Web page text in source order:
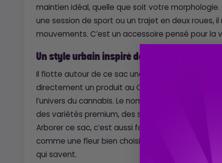
maintien idéal, quelle que soit votre
une session de sport ou un trajet en deux roues,
mouvements. C’est un accessoire pensé pour la
Un style urbain inspiré de la culture cannabis
Il flotte autour de ce sac une ambiance bien
directement un produit au CBD, il s’inscrit dans
l’univers du cannabis. Le nom
,
des variétés premium, des sessions entre amis,
Arborer ce sac, c’est aussi faire un clin d'œil à cet
comme une fleur bien choisie : discrète à
qui savent.